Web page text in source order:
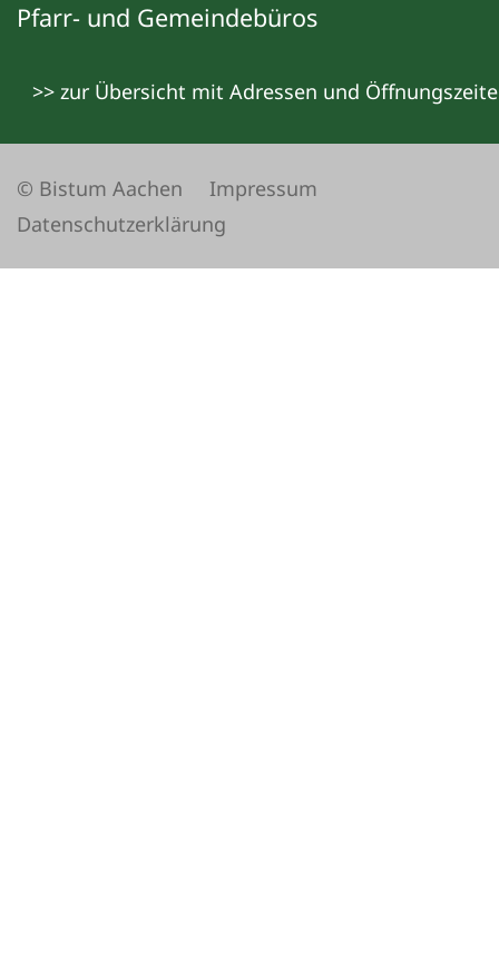
Pfarr- und Gemeindebüros
>> zur Übersicht mit Adressen und
© Bistum Aachen
Impressum
Datenschutzerklärung